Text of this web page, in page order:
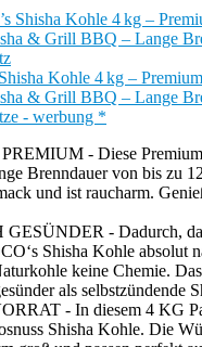
Kohle 4 kg –
& Grill BBQ – Lange
- werbung *
- Diese
Brenndauer von bis zu
und ist raucharm.
- Dadurch,
Shisha Kohle absolut
keine Chemie.
als selbstzündende
- In diesem 4 KG
Shisha Kohle. Die